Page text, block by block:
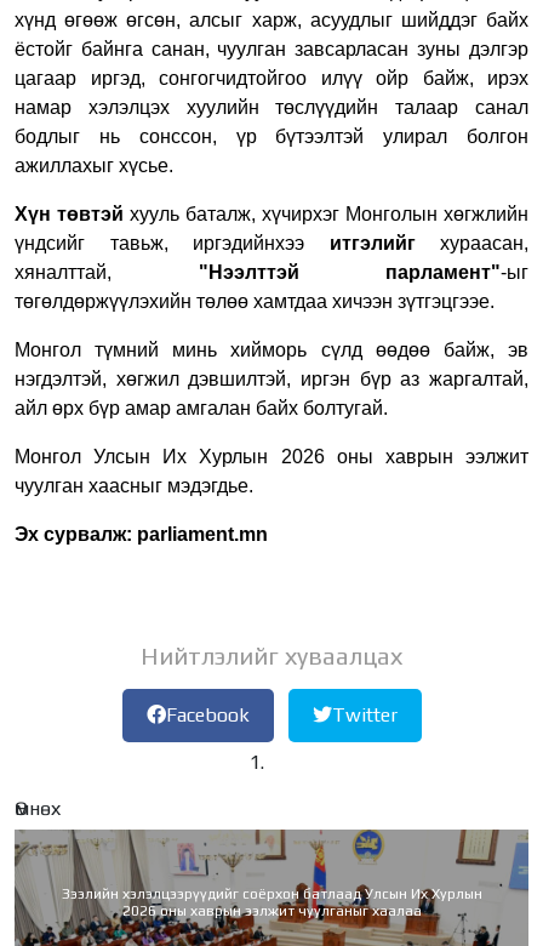
хүнд өгөөж өгсөн, алсыг харж, асуудлыг шийддэг байх
ёстойг байнга санан, чуулган завсарласан зуны дэлгэр
цагаар иргэд, сонгогчидтойгоо илүү ойр байж, ирэх
намар хэлэлцэх хуулийн төслүүдийн талаар санал
бодлыг нь сонссон, үр бүтээлтэй улирал болгон
ажиллахыг хүсье.
Хүн төвтэй хууль баталж, хүчирхэг Монголын хөгжлийн
үндсийг тавьж, иргэдийнхээ итгэлийг хураасан,
хяналттай, "Нээлттэй парламент"-ыг
төгөлдөржүүлэхийн төлөө хамтдаа хичээн зүтгэцгээе.
Монгол түмний минь хийморь сүлд өөдөө байж, эв
нэгдэлтэй, хөгжил дэвшилтэй, иргэн бүр аз жаргалтай,
айл өрх бүр амар амгалан байх болтугай.
Монгол Улсын Их Хурлын 2026 оны хаврын ээлжит
чуулган хаасныг мэдэгдье.
Эх сурвалж: parliament.mn
Нийтлэлийг хуваалцах
Facebook Twitter
Өмнөх
Зээлийн хэлэлцээрүүдийг соёрхон батлаад Улсын Их Хурлын
2026 оны хаврын ээлжит чуулганыг хаалаа